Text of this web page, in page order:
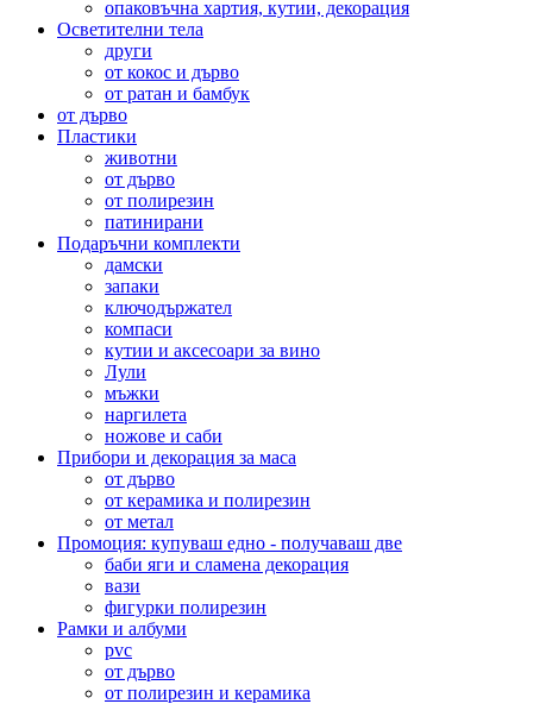
опаковъчна хартия, кутии, декорация
Осветителни тела
други
от кокос и дърво
от ратан и бамбук
от дърво
Пластики
животни
от дърво
от полирезин
патинирани
Подаръчни комплекти
дамски
запаки
ключодържател
компаси
кутии и аксесоари за вино
Лули
мъжки
наргилета
ножове и саби
Прибори и декорация за маса
от дърво
от керамика и полирезин
от метал
Промоция: купуваш едно - получаваш две
баби яги и сламена декорация
вази
фигурки полирезин
Рамки и албуми
pvc
от дърво
от полирезин и керамика